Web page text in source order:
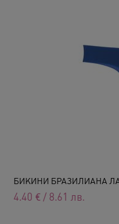
БИКИНИ БРАЗИЛИАНА
4.40 € / 8.61 лв.